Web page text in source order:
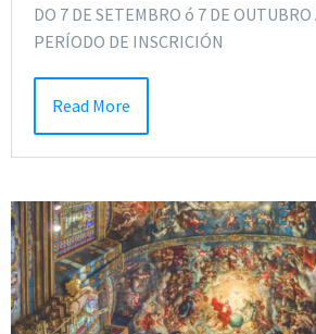
DO 7 DE SETEMBRO ó 7 DE
PERÍODO DE INSCRICIÓN
Read More